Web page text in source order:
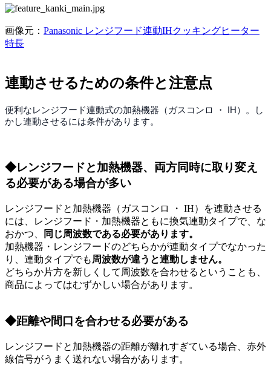
画像元： Panasonic レンジフード連動IHクッキングヒーター
特長
連動させるための条件と注意点
便利なレンジフード連動式の加熱機器（ガスコンロ ・ IH）。し
かし連動させるには条件があります。
◆レンジフードと加熱機器、両方同時に取り変え
る必要がある場合が多い
レンジフードと加熱機器（ガスコンロ ・ IH）を連動させる
には、レンジフード・加熱機器ともに換気連動タイプで、な
おかつ、
同じ周波数である必要があります。
加熱機器・レンジフードのどちらかが連動タイプでなかった
り、連動タイプでも 周波数が違うと連動しません。
どちらか片方を新しくして周波数を合わせるということも、
商品によってはむずかしい場合があります。
◆距離や間口を合わせる必要がある
レンジフードと加熱機器の距離が離れすぎている場合、赤外
線信号がうまく送れない場合があります。